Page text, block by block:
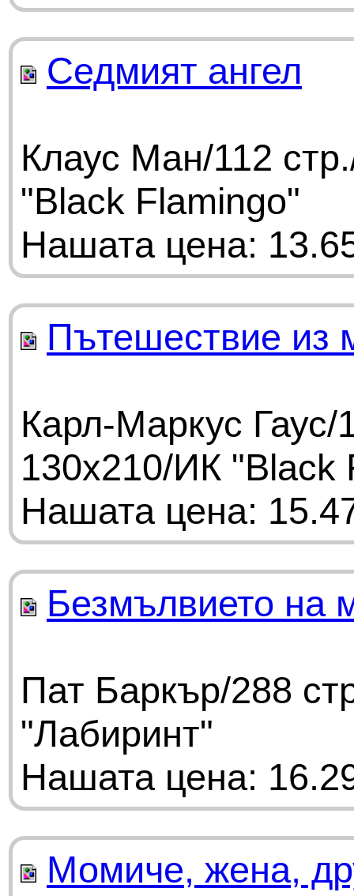
Седмият ангел
Клаус Ман/112
"Black Flamingo"
Нашата цена:
Пътешествие из
Карл-Маркус
130x210/ИК "Black
Нашата цена:
Безмълвието на
Пат Баркър/288
"Лабиринт"
Нашата цена:
Момиче, жена,